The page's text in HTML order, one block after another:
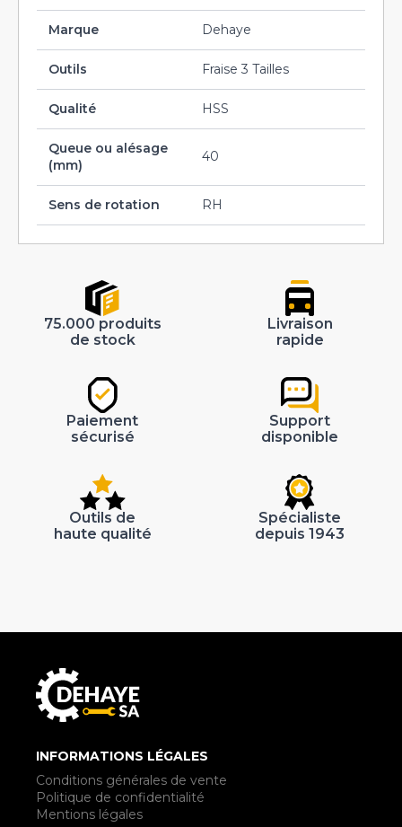
Marque Dehaye
Outils Fraise 3 Tailles
Qualité HSS
Queue ou alésage
(mm)
40
Sens de rotation RH
75.000 produits
de stock
Livraison
rapide
Paiement
sécurisé
Support
disponible
Outils de
haute qualité
Spécialiste
depuis 1943
INFORMATIONS LÉGALES
Conditions générales de vente
Politique de confidentialité
Mentions légales